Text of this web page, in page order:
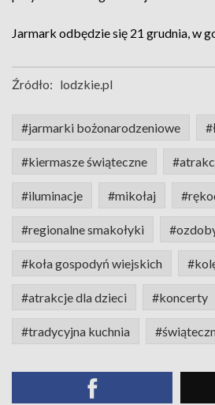
Jarmark odbędzie się 21 grudnia, w
Źródło: lodzkie.pl
#jarmarki bożonarodzeniowe
#kiermasze świąteczne
#iluminacje #mikołaj
#regionalne smakołyki
#koła gospodyń wiejskich
#atrakcje dla dzieci #koncerty
#tradycyjna kuchnia